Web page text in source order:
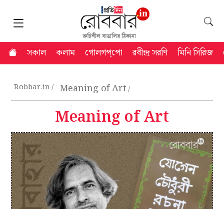
সকাল কলাম গোলগপ্‌পো রবীন্দ্র সরণি মিনি সিরিজ
Robbar.in Meaning of Art
Meaning of Art